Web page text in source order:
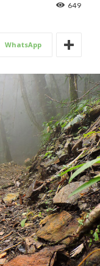
649
WhatsApp